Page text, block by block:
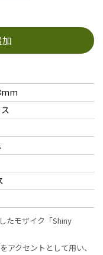
たモザイク「Shiny
アクセントとして用い、